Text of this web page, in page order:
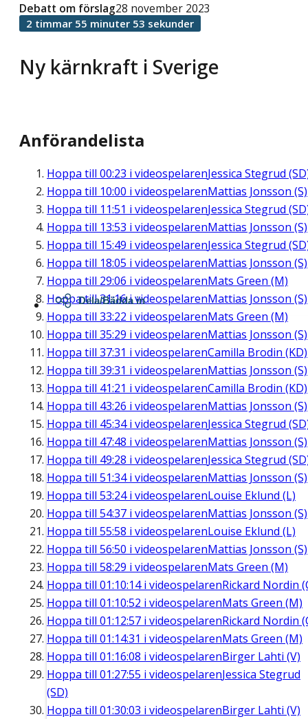
Ny kärnkraft i Sverige
Debatt om förslag28 november 2023
2 timmar 55 minuter 53 sekunder
Anförandelista
Hoppa till 00:23 i videospelarenJessica Stegrud
Hoppa till 10:00 i videospelarenMattias Jonsson (S)
Hoppa till 11:51 i videospelarenJessica Stegrud
Hoppa till 13:53 i videospelarenMattias Jonsson (S)
Hoppa till 15:49 i videospelarenJessica Stegrud
Hoppa till 18:05 i videospelarenMattias Jonsson (S)
Hoppa till 29:06 i videospelarenMats Green (M)
Hoppa till31:16i videospelarenMattias Jonsson (S)
Hoppa till 33:22 i videospelarenMats Green (M)
Hoppa till 35:29 i videospelarenMattias Jonsson (S)
Hoppa till 37:31 i videospelarenCamilla Brodin (KD)
Hoppa till 39:31 i videospelarenMattias Jonsson (S)
Hoppa till 41:21 i videospelarenCamilla Brodin (KD)
Hoppa till 43:26 i videospelarenMattias Jonsson (S)
Hoppa till 45:34i videospelarenJessica Stegrud
Hoppa till 47:48 i videospelarenMattias Jonsson (S)
Hoppa till 49:28 i videospelarenJessica Stegrud
Hoppa till 51:34i videospelarenMattias Jonsson (S)
Hoppa till 53:24i videospelarenLouise Eklund (L)
Hoppa till 54:37 i videospelarenMattias Jonsson (S)
Hoppa till 55:58 i videospelarenLouise Eklund (L)
Hoppa till 56:50 i videospelarenMattias Jonsson (S)
Hoppa till 58:29 i videospelarenMats Green (M)
Hoppa till 01:10:14i videospelarenRickard Nordin
Hoppa till 01:10:52 i videospelarenMats Green (M)
Hoppa till 01:12:57 i videospelarenRickard Nordin
Hoppa till 01:14:31 i videospelarenMats Green (M)
Hoppa till 01:16:08 i videospelarenBirger Lahti (V)
Hoppa till 01:27:55 i videospelarenJessica Stegrud
(SD)
Hoppa till 01:30:03 i videospelarenBirger Lahti (V)
Dela/Bädda in